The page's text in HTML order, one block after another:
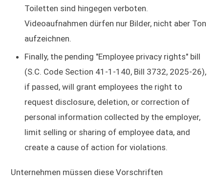
Toiletten sind hingegen verboten.
Videoaufnahmen dürfen nur Bilder, nicht aber Ton
aufzeichnen.
Finally, the pending "Employee privacy rights" bill
(S.C. Code Section 41-1-140, Bill 3732, 2025-26),
if passed, will grant employees the right to
request disclosure, deletion, or correction of
personal information collected by the employer,
limit selling or sharing of employee data, and
create a cause of action for violations.
Unternehmen müssen diese Vorschriften